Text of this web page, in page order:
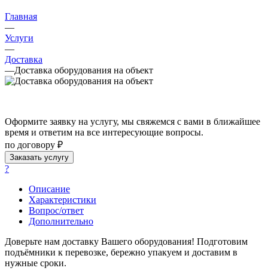
Главная
—
Услуги
—
Доставка
—Доставка оборудования на объект
Оформите заявку на услугу, мы свяжемся с вами в ближайшее
время и ответим на все интересующие вопросы.
по договору ₽
Заказать услугу
?
Описание
Характеристики
Вопрос/ответ
Дополнительно
Доверьте нам доставку Вашего оборудования! Подготовим
подъёмники к перевозке, бережно упакуем и доставим в
нужные сроки.